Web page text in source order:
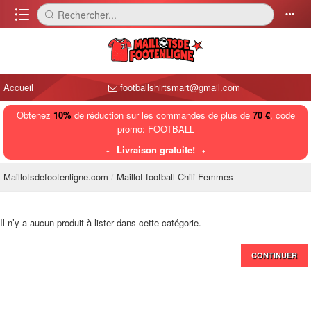
󰈍 󰅼 Rechercher... 󰄒
Accueil footballshirtsmart@gmail.com
Obtenez 10%de réduction sur les commandes de plus de 70 €, code
promo: FOOTBALL
Livraison gratuite!
Maillotsdefootenligne.com Maillot football Chili Femmes
Il n’y a aucun produit à lister dans cette catégorie.
CONTINUER